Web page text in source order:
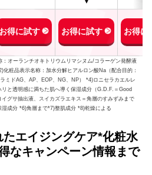
お得に試す お得に試す お得に
オーランチオキトリウムリマシヌム/コラーゲン発酵液
化粧品表示名称：加水分解ヒアルロン酸Na（配合目的：
ミドAG、AP、EOP、NG、NP） *4)ロニセラカエルレ
と透明感に満ちた肌へ導く保湿成分（G.D.F.＝Good
グサ抽出液、スイカズラエキス＝角層のすみずみまで
成分 *6)角層まで*7)整肌成分 *8)乾燥による
エイジングケア*化粧水
なキャンペーン情報まで